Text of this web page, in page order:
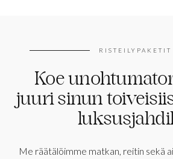
RISTEILYPAKETIT
Koe
juuri sinun
Me räätälöimme matkan, reitin sekä